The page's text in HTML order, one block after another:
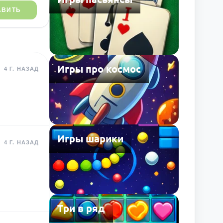
4 Г. НАЗАД
4 Г. НАЗАД
Игры про космос
Игры шарики
Три в ряд